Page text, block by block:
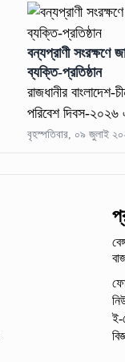
বন্যপ্রাণী সংরক্ষণে
ব্যক্তি-প্রতিষ্ঠান
রাজধানীর বাংলাদেশ-
পরিবেশ দিবস-
বৃহস্পতিবার, ০৯ জুলাই
ই-